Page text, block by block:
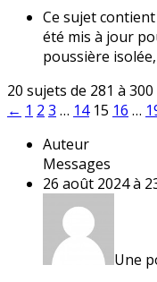
Ce sujet
été mis à jour
poussière isolée
20 sujets de 281 à
← 1 2 3 … 14 15 16 …
Auteur
Messages
26 août 2024 à
Une